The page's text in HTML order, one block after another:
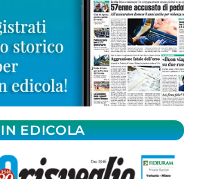
IN EDICOLA